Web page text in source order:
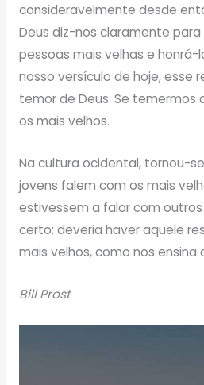
consideravelmente desde
Deus diz-nos claramente
pessoas mais velhas e honrá-
nosso versículo de hoje, esse
temor de Deus. Se temermos
os mais velhos.
Na cultura ocidental, tornou-
jovens falem com os mais
estivessem a falar com
certo; deveria haver aquele
mais velhos, como nos ensina
Bill Prost